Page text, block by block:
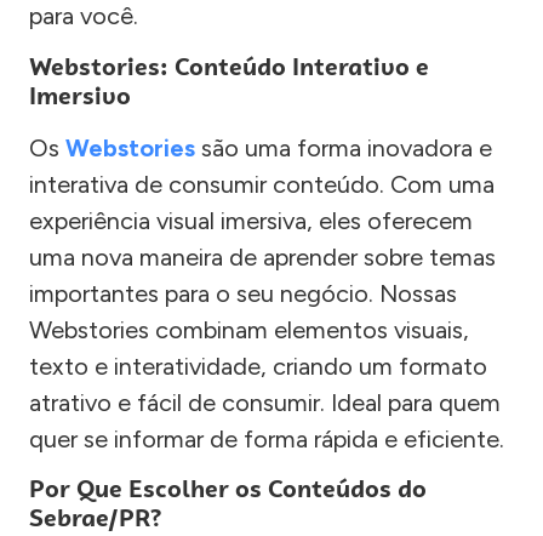
para você.
Webstories: Conteúdo Interativo e
Imersivo
Os Webstories são uma forma inovadora e
interativa de consumir conteúdo. Com uma
experiência visual imersiva, eles oferecem
uma nova maneira de aprender sobre temas
importantes para o seu negócio. Nossas
Webstories combinam elementos visuais,
texto e interatividade, criando um formato
atrativo e fácil de consumir. Ideal para quem
quer se informar de forma rápida e eficiente.
Por Que Escolher os Conteúdos do
Sebrae/PR?